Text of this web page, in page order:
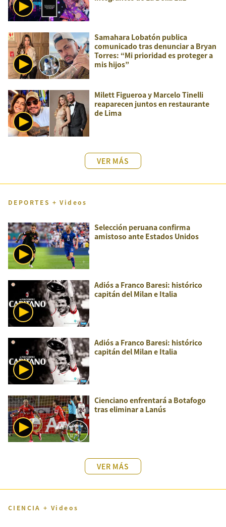
Samahara Lobatón publica
comunicado tras denunciar a Bryan
Torres: “Mi prioridad es proteger a
mis hijos”
Milett Figueroa y Marcelo Tinelli
reaparecen juntos en restaurante
de Lima
VER MÁS
DEPORTES + Videos
Selección peruana confirma
amistoso ante Estados Unidos
Adiós a Franco Baresi: histórico
capitán del Milan e Italia
Adiós a Franco Baresi: histórico
capitán del Milan e Italia
Cienciano enfrentará a Botafogo
tras eliminar a Lanús
VER MÁS
CIENCIA + Videos